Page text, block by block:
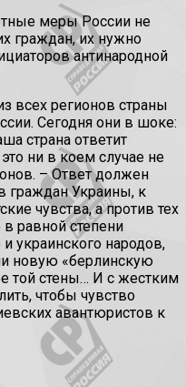
меры России не
граждан, их нужно
антинародной
всех регионов страны
Сегодня они в шоке:
страна ответит
ни в коем случае не
– Ответ должен
граждан Украины, к
чувства, а против тех
равной степени
украинского народов,
новую «берлинскую
той стены… И с жестким
чтобы чувство
авантюристов к